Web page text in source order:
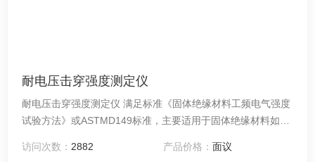
耐电压击穿强度测定仪
耐电压击穿强度测定仪 满足标准《固体绝缘材料工频电气强度
试验方法》或ASTMD149标准，主要适用于固体绝缘材料如：
膜复合制品、陶瓷和玻璃等在工频电压下的击穿电压、击穿强
访问次数： 2882 产品价格： 面议